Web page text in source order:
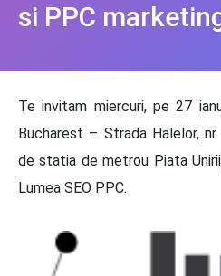
si PPC
Te invitam miercuri, pe 27
Bucharest – Strada Halelor,
de statia de metrou Piata
Lumea SEO PPC.